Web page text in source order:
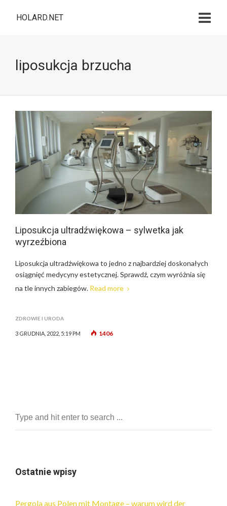
HOLARD.NET
liposukcja brzucha
Liposukcja ultradźwiękowa – sylwetka jak
wyrzeźbiona
Liposukcja ultradźwiękowa to jedno z najbardziej doskonałych
osiągnięć medycyny estetycznej. Sprawdź, czym wyróżnia się
na tle innych zabiegów. Read more
ZDROWIE I URODA
3 GRUDNIA, 2022, 5:19 PM 1406
Ostatnie wpisy
Pergola aus Polen mit Montage – warum wird der